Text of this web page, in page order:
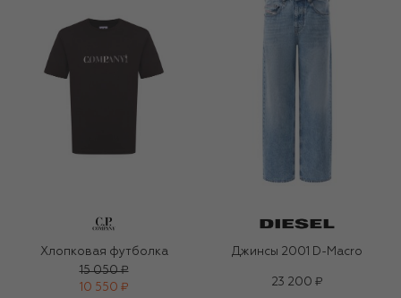
Хлопковая футболка
15 050 ₽
10 550 ₽
Джинсы 2001 D-Macro
23 200 ₽